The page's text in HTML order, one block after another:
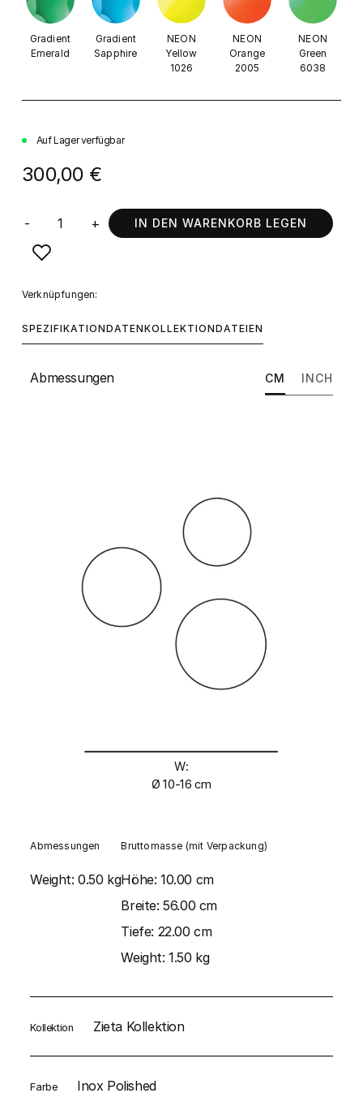
Gradient
Emerald
Gradient
Sapphire
NEON
Yellow
1026
NEON
Orange
2005
NEON
Green
6038
Auf Lager verfügbar
300,00 €
- + IN DEN WARENKORB LEGEN
Verknüpfungen:
SPEZIFIKATIONDATENKOLLEKTIONDATEIEN
Abmessungen CM INCH
W:
Ø 10-16 cm
Abmessungen
Weight:0.50 kg
Bruttomasse (mit Verpackung)
Höhe:10.00 cm
Breite:56.00 cm
Tiefe: 22.00 cm
Weight:1.50 kg
Kollektion Zieta Kollektion
Farbe Inox Polished